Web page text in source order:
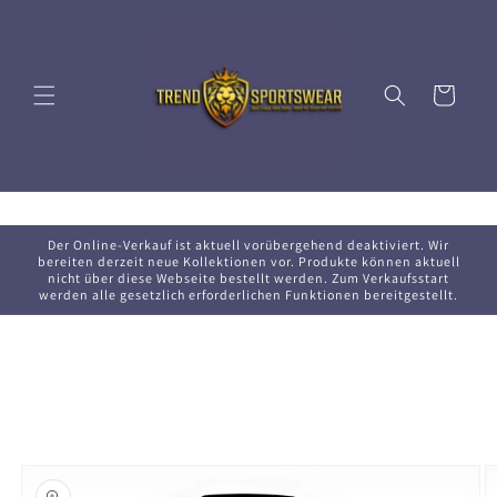
Warenkorb
Der Online-Verkauf ist aktuell vorübergehend deaktiviert. Wir
bereiten derzeit neue Kollektionen vor. Produkte können aktuell
nicht über diese Webseite bestellt werden. Zum Verkaufsstart
werden alle gesetzlich erforderlichen Funktionen bereitgestellt.